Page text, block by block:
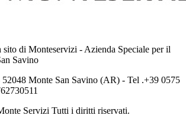
sito di Monteservizi - Azienda Speciale per il
Savino
52048 Monte San Savino (AR) - Tel .+39 0575
Servizi Tutti i diritti riservati.